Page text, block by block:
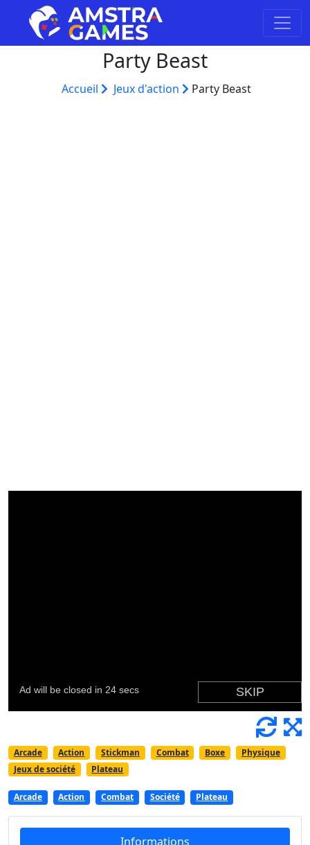
Party Beast
Accueil Jeux d'action Party Beast
Arcade Action Stickman Combat Boxe
Physique
Jeux de société
Plateau
Arcade Action Combat Société Plateau
Informations